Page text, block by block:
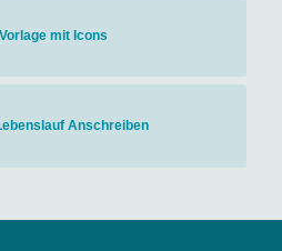
mit Icons
Anschreiben